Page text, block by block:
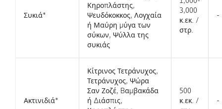
Συκιά*
Κηροπλάστης,
Ψευδόκοκκος, Λογχαία
ή Μαύρη μύγα των
σύκων, Ψύλλα της
συκιάς
3,000
κ.εκ. /
στρ.
-
Ακτινιδιά*
Κίτρινος Τετράνυχος,
Τετράνυχος, Ψώρα
Σαν Ζοζέ, Bαμβακάδα
ή Διάσπις,
500
κ.εκ. /
-